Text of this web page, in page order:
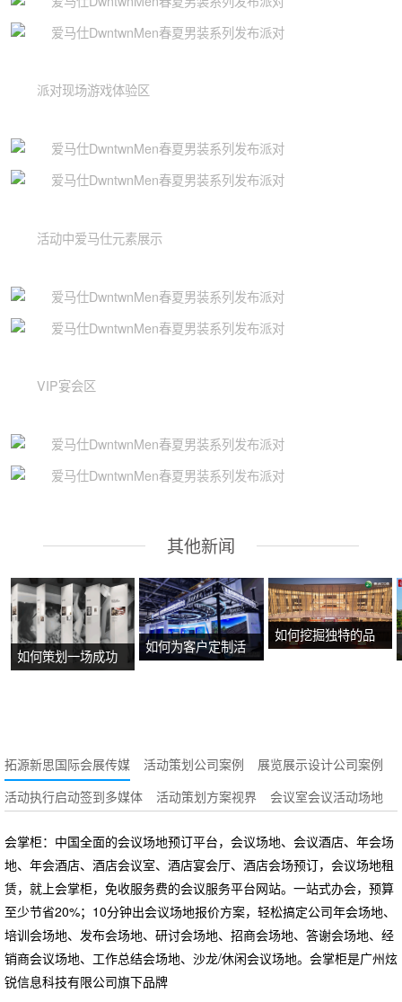
派对现场游戏体验区
活动中爱马仕元素展示
VIP宴会区
其他新闻
如何策划一场成功
如何为客户定制活
如何挖掘独特的品
拓源新思国际会展传媒 活动策划公司案例
展览展示设计公司案例
活动执行启动签到多媒体
活动策划方案视界 会议室会议活动场地
会掌柜：中国全面的会议场地预订平台，会议场地、会议酒店、年会场
地、年会酒店、酒店会议室、酒店宴会厅、酒店会场预订，会议场地租
赁，就上会掌柜，免收服务费的会议服务平台网站。一站式办会，预算
至少节省20%；10分钟出会议场地报价方案，轻松搞定公司年会场地、
培训会场地、发布会场地、研讨会场地、招商会场地、答谢会场地、经
销商会议场地、工作总结会场地、沙龙/休闲会议场地。会掌柜是广州炫
锐信息科技有限公司旗下品牌